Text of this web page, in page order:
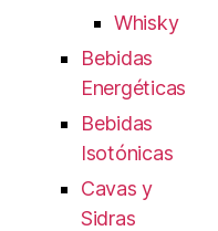
Whisky
Bebidas
Energéticas
Bebidas
Isotónicas
Cavas y
Sidras